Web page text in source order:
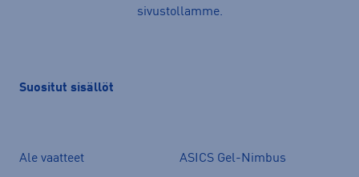
sivustollamme.
Suositut sisällöt
Ale vaatteet
ASICS Gel-Nimbus